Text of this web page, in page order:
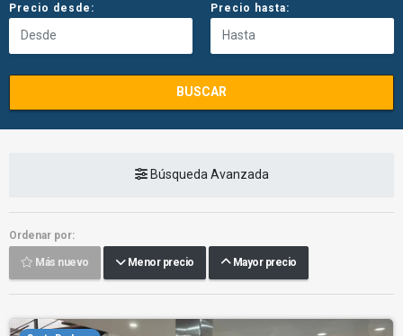
Precio desde: Precio hasta:
BUSCAR
Búsqueda Avanzada
Ordenar por:
Más nuevo Menor precio Mayor precio